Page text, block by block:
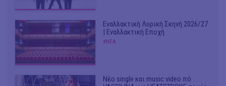
Εναλλακτική Λυρική Σκηνή 2026/27
| Εναλλακτική Εποχή
#ΝΕΑ
Νέο single και music video πό